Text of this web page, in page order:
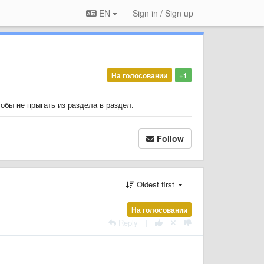
EN Sign in / Sign up
+1
На голосовании
не прыгать из раздела в раздел.
Follow
Oldest first
На голосовании
Reply